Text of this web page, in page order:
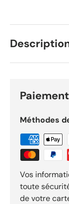
Méthodes
Vos
toute
de votre